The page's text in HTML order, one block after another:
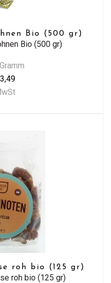
Bio (500 gr)
Bio (500 gr)
3,49
roh bio (125 gr)
roh bio (125 gr)